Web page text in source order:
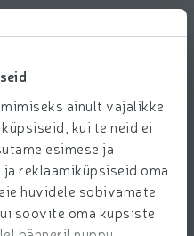
ainult vajalikke
kui te neid ei
esimese ja
reklaamiküpsiseid oma
huvidele sobivamate
soovite oma küpsiste